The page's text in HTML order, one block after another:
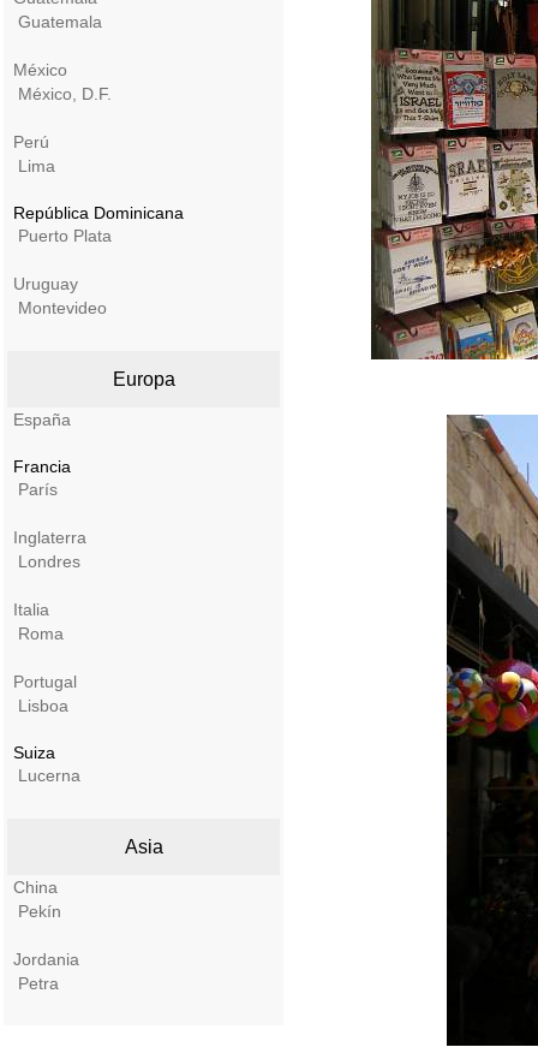
Guatemala
México
México, D.F.
Perú
Lima
República Dominicana
Puerto Plata
Uruguay
Montevideo
Europa
España
Francia
París
Inglaterra
Londres
Italia
Roma
Portugal
Lisboa
Suiza
Lucerna
Asia
China
Pekín
Jordania
Petra